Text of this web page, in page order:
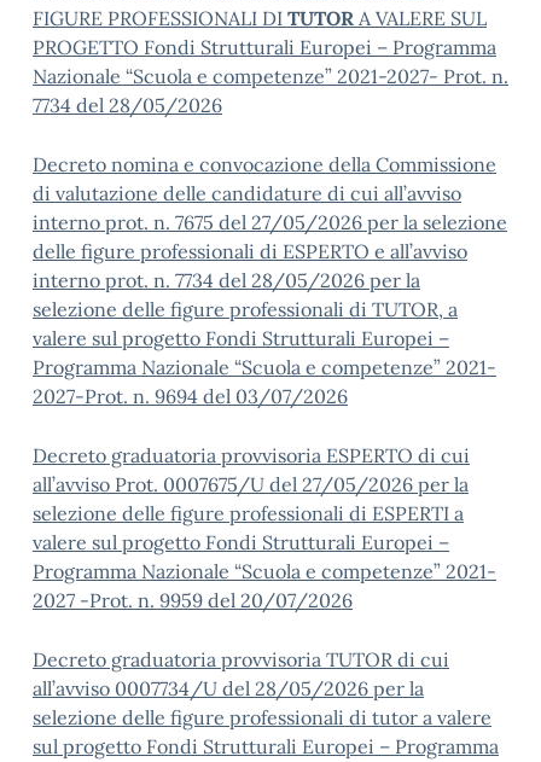
FIGURE PROFESSIONALI DI TUTOR A VALERE SUL
PROGETTO Fondi Strutturali Europei – Programma
Nazionale “Scuola e competenze” 2021-2027- Prot. n.
7734 del 28/05/2026
Decreto nomina e convocazione della Commissione
di valutazione delle candidature di cui all’avviso
interno prot. n. 7675 del 27/05/2026 per la selezione
delle figure professionali di ESPERTO e all’avviso
interno prot. n. 7734 del 28/05/2026 per la
selezione delle figure professionali di TUTOR, a
valere sul progetto Fondi Strutturali Europei –
Programma Nazionale “Scuola e competenze” 2021-
2027-Prot. n. 9694 del 03/07/2026
Decreto graduatoria provvisoria ESPERTO di cui
all’avviso Prot. 0007675/U del 27/05/2026 per la
selezione delle figure professionali di ESPERTI a
valere sul progetto Fondi Strutturali Europei –
Programma Nazionale “Scuola e competenze” 2021-
2027 -Prot. n. 9959 del 20/07/2026
Decreto graduatoria provvisoria TUTOR di cui
all’avviso 0007734/U del 28/05/2026 per la
selezione delle figure professionali di tutor a valere
sul progetto Fondi Strutturali Europei – Programma